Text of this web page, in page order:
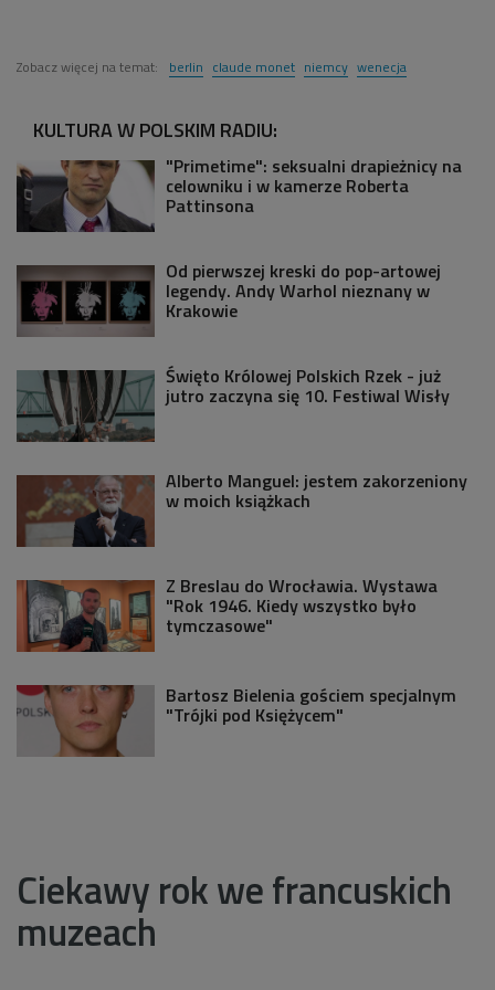
Zobacz więcej na temat: berlin claude monet niemcy wenecja
KULTURA W POLSKIM RADIU:
"Primetime": seksualni drapieżnicy na
celowniku i w kamerze Roberta
Pattinsona
Od pierwszej kreski do pop-artowej
legendy. Andy Warhol nieznany w
Krakowie
Święto Królowej Polskich Rzek - już
jutro zaczyna się 10. Festiwal Wisły
Alberto Manguel: jestem zakorzeniony
w moich książkach
Z Breslau do Wrocławia. Wystawa
"Rok 1946. Kiedy wszystko było
tymczasowe"
Bartosz Bielenia gościem specjalnym
"Trójki pod Księżycem"
Ciekawy rok we francuskich
muzeach